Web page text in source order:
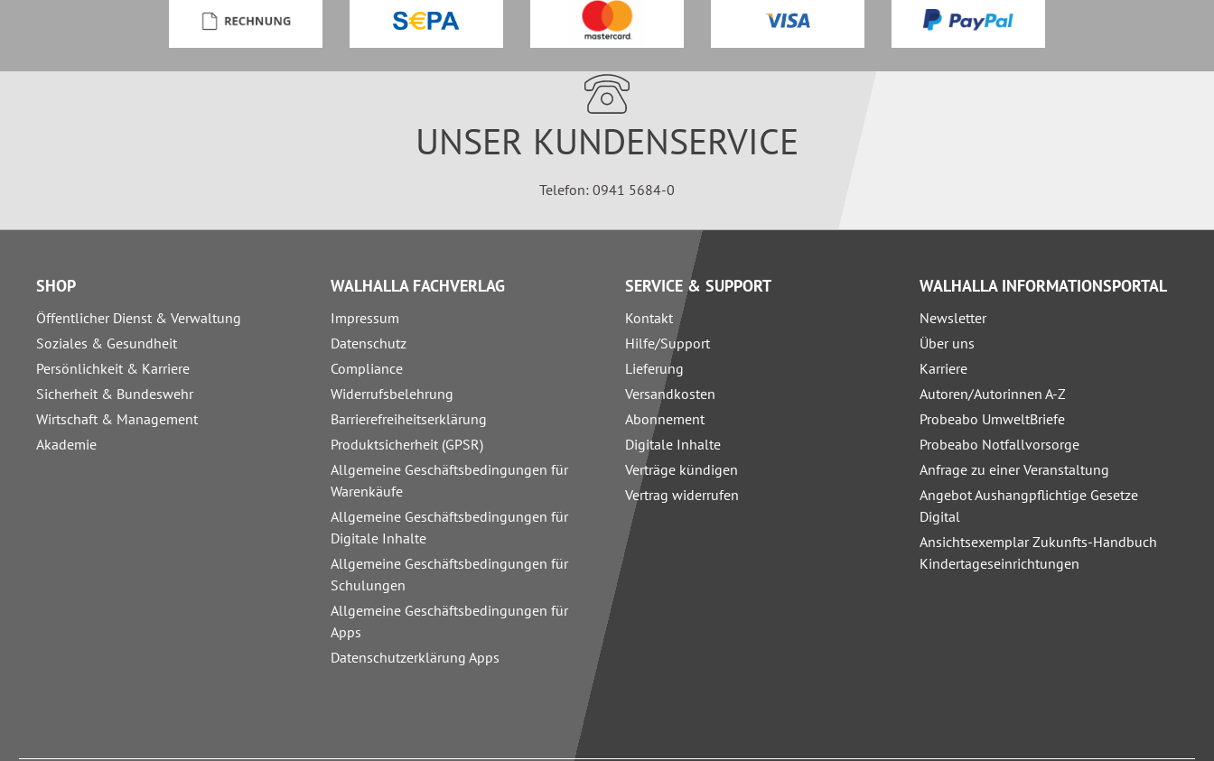
UNSER KUNDENSERVICE
Telefon: 0941 5684-0
SHOP
Öffentlicher Dienst & Verwaltung
Soziales & Gesundheit
Persönlichkeit & Karriere
Sicherheit & Bundeswehr
Wirtschaft & Management
Akademie
WALHALLA FACHVERLAG
Impressum
Datenschutz
Compliance
Widerrufsbelehrung
Barrierefreiheitserklärung
Produktsicherheit (GPSR)
Allgemeine Geschäftsbedingungen für
Warenkäufe
Allgemeine Geschäftsbedingungen für
Digitale Inhalte
Allgemeine Geschäftsbedingungen für
Schulungen
Allgemeine Geschäftsbedingungen für
Apps
Datenschutzerklärung Apps
SERVICE & SUPPORT
Kontakt
Hilfe/Support
Lieferung
Versandkosten
Abonnement
Digitale Inhalte
Verträge kündigen
Vertrag widerrufen
WALHALLA INFORMATIONSPORTAL
Newsletter
Über uns
Karriere
Autoren/Autorinnen A-Z
Probeabo UmweltBriefe
Probeabo Notfallvorsorge
Anfrage zu einer Veranstaltung
Angebot Aushangpflichtige Gesetze
Digital
Ansichtsexemplar Zukunfts-Handbuch
Kindertageseinrichtungen